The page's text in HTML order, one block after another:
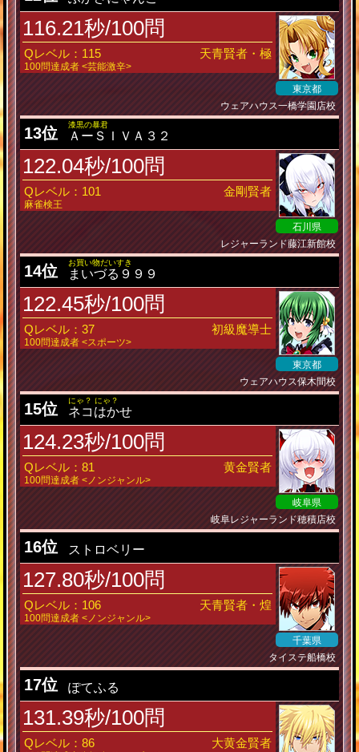
116.21秒/100問
Qレベル：115 天青賢者・極
100問達成者 <芸能激辛>
東京都
ウェアハウス一橋学園店校
13位 漆黒の暴君
ＡーＳＩＶＡ３２
122.04秒/100問
Qレベル：101 金剛賢者
麻雀検王
石川県
レジャーランド藤江新館校
14位 お買い物だいすき
まいづる９９９
122.45秒/100問
Qレベル：37 初級魔導士
100問達成者 <スポーツ>
東京都
ウェアハウス保木間校
15位 にゃ？ にゃ？
ネコはかせ
124.23秒/100問
Qレベル：81 黄金賢者
100問達成者 <ノンジャンル>
岐阜県
岐阜レジャーランド穂積店校
16位 ストロベリー
127.80秒/100問
Qレベル：106 天青賢者・煌
100問達成者 <ノンジャンル>
千葉県
タイステ船橋校
17位 ぽてふる
131.39秒/100問
Qレベル：86 大黄金賢者